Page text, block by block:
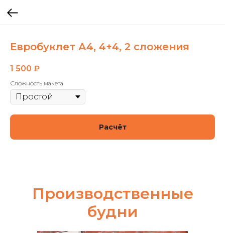
Евробуклет А4, 4+4, 2 сложения
1 500 ₽
Сложность макета
Расчёт
Производственные
будни